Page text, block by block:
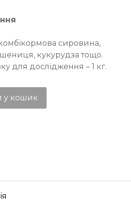
сировина,
кукурудза тощо.
для дослідження – 1 кг.
у кошик